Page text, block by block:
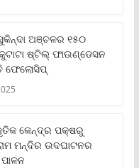
ଅଞ୍ଚଳର ୧୫୦
ଷ୍ଟିଲ୍ ଫାଉଣ୍ଡେସନ
ଫେଲୋସିପ୍‌
କେନ୍ଦ୍ର ପକ୍ଷରୁ
ମନ୍ଦିର ଉଦଘାଟନର